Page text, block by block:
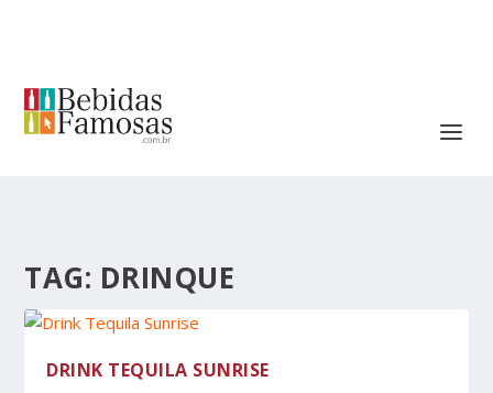
TAG: DRINQUE
DRINK TEQUILA SUNRISE